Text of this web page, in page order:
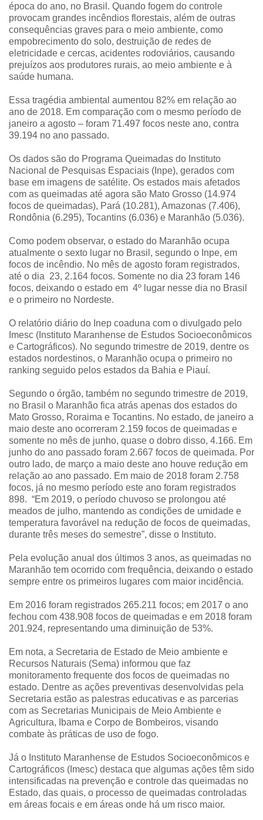
época do ano, no Brasil. Quando fogem do controle
provocam grandes incêndios florestais, além de outras
consequências graves para o meio ambiente, como
empobrecimento do solo, destruição de redes de
eletricidade e cercas, acidentes rodoviários, causando
prejuízos aos produtores rurais, ao meio ambiente e à
saúde humana.
Essa tragédia ambiental aumentou 82% em relação ao
ano de 2018. Em comparação com o mesmo período de
janeiro a agosto – foram 71.497 focos neste ano, contra
39.194 no ano passado.
Os dados são do Programa Queimadas do Instituto
Nacional de Pesquisas Espaciais (Inpe), gerados com
base em imagens de satélite. Os estados mais afetados
com as queimadas até agora são Mato Grosso (14.974
focos de queimadas), Pará (10.281), Amazonas (7.406),
Rondônia (6.295), Tocantins (6.036) e Maranhão (5.036).
Como podem observar, o estado do Maranhão ocupa
atualmente o sexto lugar no Brasil, segundo o Inpe, em
focos de incêndio. No mês de agosto foram registrados,
até o dia 23, 2.164 focos. Somente no dia 23 foram 146
focos, deixando o estado em 4º lugar nesse dia no Brasil
e o primeiro no Nordeste.
O relatório diário do Inep coaduna com o divulgado pelo
Imesc (Instituto Maranhense de Estudos Socioeconômicos
e Cartográficos). No segundo trimestre de 2019, dentre os
estados nordestinos, o Maranhão ocupa o primeiro no
ranking seguido pelos estados da Bahia e Piauí.
Segundo o órgão, também no segundo trimestre de 2019,
no Brasil o Maranhão fica atrás apenas dos estados do
Mato Grosso, Roraima e Tocantins. No estado, de janeiro a
maio deste ano ocorreram 2.159 focos de queimadas e
somente no mês de junho, quase o dobro disso, 4.166. Em
junho do ano passado foram 2.667 focos de queimada. Por
outro lado, de março a maio deste ano houve redução em
relação ao ano passado. Em maio de 2018 foram 2.758
focos, já no mesmo período este ano foram registrados
898. “Em 2019, o período chuvoso se prolongou até
meados de julho, mantendo as condições de umidade e
temperatura favorável na redução de focos de queimadas,
durante três meses do semestre”, disse o Instituto.
Pela evolução anual dos últimos 3 anos, as queimadas no
Maranhão tem ocorrido com frequência, deixando o estado
sempre entre os primeiros lugares com maior incidência.
Em 2016 foram registrados 265.211 focos; em 2017 o ano
fechou com 438.908 focos de queimadas e em 2018 foram
201.924, representando uma diminuição de 53%.
Em nota, a Secretaria de Estado de Meio ambiente e
Recursos Naturais (Sema) informou que faz
monitoramento frequente dos focos de queimadas no
estado. Dentre as ações preventivas desenvolvidas pela
Secretaria estão as palestras educativas e as parcerias
com as Secretarias Municipais de Meio Ambiente e
Agricultura, Ibama e Corpo de Bombeiros, visando
combate às práticas de uso de fogo.
Já o Instituto Maranhense de Estudos Socioeconômicos e
Cartográficos (Imesc) destaca que algumas ações têm sido
intensificadas na prevenção e controle das queimadas no
Estado, das quais, o processo de queimadas controladas
em áreas focais e em áreas onde há um risco maior.